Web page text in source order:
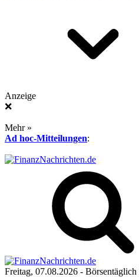
Anzeige
❌
Mehr »
Ad hoc-Mitteilungen:
Freitag, 07.08.2026 -